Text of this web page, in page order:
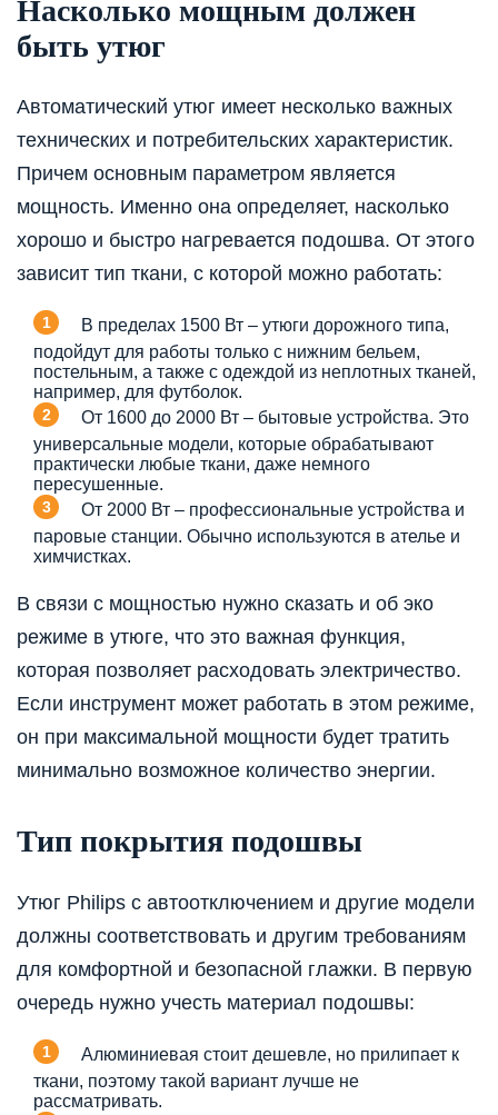
Насколько мощным должен
быть утюг
Автоматический утюг имеет несколько важных
технических и потребительских характеристик.
Причем основным параметром является
мощность. Именно она определяет, насколько
хорошо и быстро нагревается подошва. От этого
зависит тип ткани, с которой можно работать:
В пределах 1500 Вт – утюги дорожного типа,
подойдут для работы только с нижним бельем,
постельным, а также с одеждой из неплотных тканей,
например, для футболок.
От 1600 до 2000 Вт – бытовые устройства. Это
универсальные модели, которые обрабатывают
практически любые ткани, даже немного
пересушенные.
От 2000 Вт – профессиональные устройства и
паровые станции. Обычно используются в ателье и
химчистках.
В связи с мощностью нужно сказать и об эко
режиме в утюге, что это важная функция,
которая позволяет расходовать электричество.
Если инструмент может работать в этом режиме,
он при максимальной мощности будет тратить
минимально возможное количество энергии.
Тип покрытия подошвы
Утюг Philips с автоотключением и другие модели
должны соответствовать и другим требованиям
для комфортной и безопасной глажки. В первую
очередь нужно учесть материал подошвы:
Алюминиевая стоит дешевле, но прилипает к
ткани, поэтому такой вариант лучше не
рассматривать.